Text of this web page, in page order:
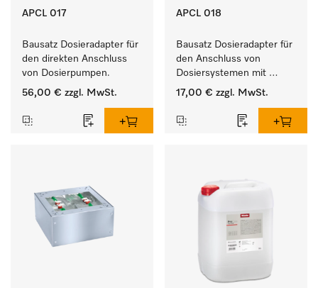
APCL 017
Bausatz Dosieradapter für
den direkten Anschluss
von Dosierpumpen.
56,00 € zzgl. MwSt.
APCL 018
Bausatz Dosieradapter für
den Anschluss von
Dosiersystemen mit
Wassereinspülung.
17,00 € zzgl. MwSt.